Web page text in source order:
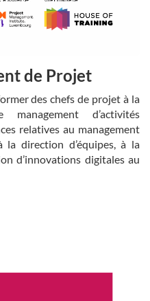
de Projet
des chefs de projet à la
d’activités
relatives au management
la direction d’équipes, à la
d’innovations digitales au